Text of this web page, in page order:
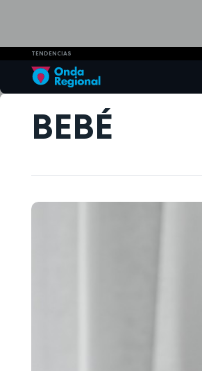
TENDENCIAS
BEBÉ